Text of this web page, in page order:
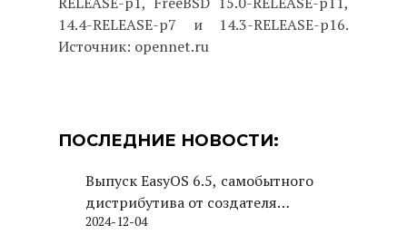
14.4-RELEASE-p7 и 14.3-RELEASE-p16.
Источник: opennet.ru
ПОСЛЕДНИЕ НОВОСТИ:
Выпуск EasyOS 6.5, самобытного
дистрибутива от создателя
Puppy Linux
2024-12-04